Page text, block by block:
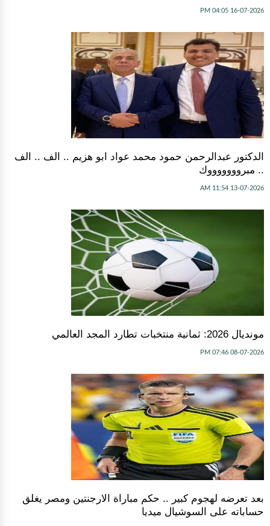
16-07-2026 04:05 PM
الدكتور عبدالرحمن حمود محمد عواد ابو هزيم .. الف .. الف
.. مبروووووووك
13-07-2026 11:54 AM
مونديال 2026: ثمانية منتخبات تطارد المجد العالمي
08-07-2026 07:46 PM
بعد تعرضه لهجوم كبير .. حكم مباراة الارجنتين ومصر يغلق
حساباته على السوشيال ميديا